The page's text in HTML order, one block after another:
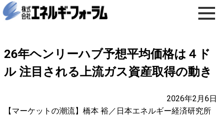
26年ヘンリーハブ予想平均価格は４ド
ル 注目される上流ガス資産取得の動き
2026年2月6日
【マーケットの潮流】橋本 裕／日本エネルギー経済研究所